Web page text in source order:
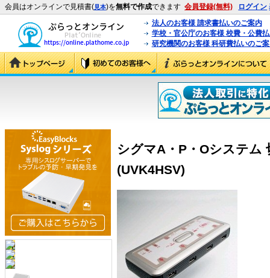
会員はオンラインで見積書(見本)を無料で作成できます 会員登録(無料) ログイン
法人のお客様 請求書払いのご案内
学校・官公庁のお客様 校費・公費
研究機関のお客様 科研費払いのご
シグマA・P・Oシステム
(UVK4HSV)